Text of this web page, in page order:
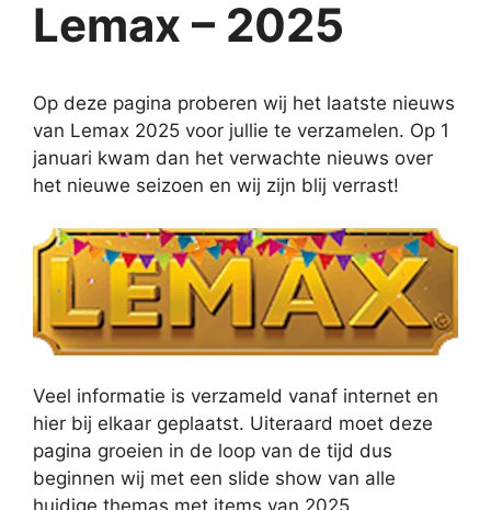
Lemax – 2025
Op deze pagina proberen wij het laatste nieuws
van Lemax 2025 voor jullie te verzamelen. Op 1
januari kwam dan het verwachte nieuws over
het nieuwe seizoen en wij zijn blij verrast!
Veel informatie is verzameld vanaf internet en
hier bij elkaar geplaatst. Uiteraard moet deze
pagina groeien in de loop van de tijd dus
beginnen wij met een slide show van alle